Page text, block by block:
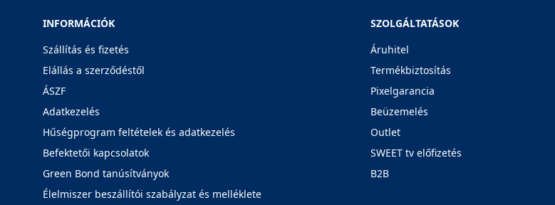
INFORMÁCIÓK
Szállítás és fizetés
Elállás a szerződéstől
ÁSZF
Adatkezelés
Hűségprogram feltételek és adatkezelés
Befektetői kapcsolatok
Green Bond tanúsítványok
Élelmiszer beszállítói szabályzat és melléklete
SZOLGÁLTATÁSOK
Áruhitel
Termékbiztosítás
Pixelgarancia
Beüzemelés
Outlet
SWEET tv előfizetés
B2B